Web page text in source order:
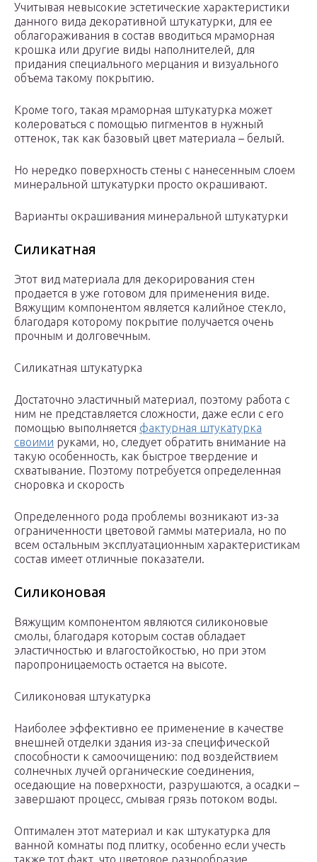
Учитывая невысокие эстетические характеристики
данного вида декоративной штукатурки, для ее
облагораживания в состав вводиться мраморная
крошка или другие виды наполнителей, для
придания специального мерцания и визуального
объема такому покрытию.
Кроме того, такая мраморная штукатурка может
колероваться с помощью пигментов в нужный
оттенок, так как базовый цвет материала – белый.
Но нередко поверхность стены с нанесенным слоем
минеральной штукатурки просто окрашивают.
Варианты окрашивания минеральной штукатурки
Силикатная
Этот вид материала для декорирования стен
продается в уже готовом для применения виде.
Вяжущим компонентом является калийное стекло,
благодаря которому покрытие получается очень
прочным и долговечным.
Силикатная штукатурка
Достаточно эластичный материал, поэтому работа с
ним не представляется сложности, даже если с его
помощью выполняется фактурная штукатурка
своими руками, но, следует обратить внимание на
такую особенность, как быстрое твердение и
схватывание. Поэтому потребуется определенная
сноровка и скорость
Определенного рода проблемы возникают из-за
ограниченности цветовой гаммы материала, но по
всем остальным эксплуатационным характеристикам
состав имеет отличные показатели.
Силиконовая
Вяжущим компонентом являются силиконовые
смолы, благодаря которым состав обладает
эластичностью и влагостойкостью, но при этом
паропроницаемость остается на высоте.
Силиконовая штукатурка
Наиболее эффективно ее применение в качестве
внешней отделки здания из-за специфической
способности к самоочищению: под воздействием
солнечных лучей органические соединения,
оседающие на поверхности, разрушаются, а осадки –
завершают процесс, смывая грязь потоком воды.
Оптимален этот материал и как штукатурка для
ванной комнаты под плитку, особенно если учесть
также тот факт, что цветовое разнообразие